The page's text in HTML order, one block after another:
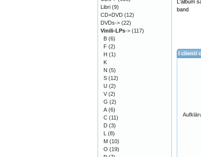
L'album
band
I clienti
Libri (9)
CD+DVD (12)
DVDs-> (22)
Vinili-LPs-> (117)
B (6)
F (2)
H (1)
K
N (5)
S (12)
U (2)
V (2)
G (2)
A (6)
C (11)
D (3)
L (8)
M (10)
O (19)